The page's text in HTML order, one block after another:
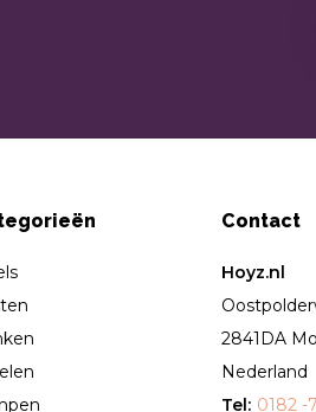
Contact
Hoyz.nl
2841DA
Nederland
Tel: 0182 -